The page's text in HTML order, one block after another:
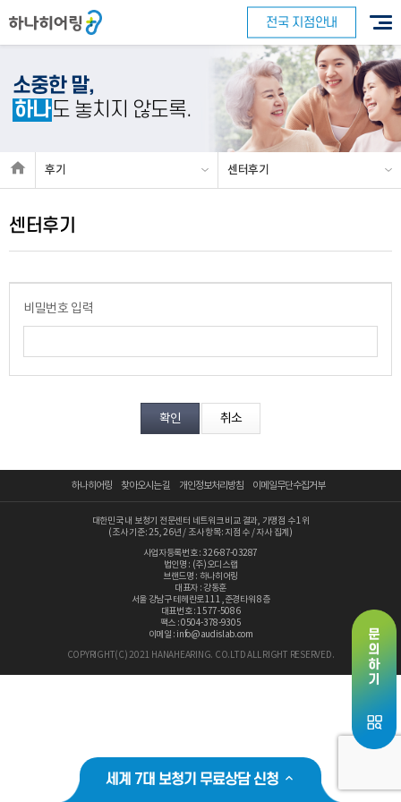
세계 7대 보청기 무료상담 신청
전국 지점안내
소중한 말,
하나도 놓치지 않도록.
후기 센터후기
센터후기
비밀번호 입력
하나히어링 찾아오시는 길 개인정보처리방침 이메일무단수집거부
대한민국 내 보청기 전문센터 네트워크 비교 결과, 가맹점 수 1위
(조사 기준: 25, 26년 / 조사 항목: 지점 수 / 자사 집계)
사업자등록번호 : 326-87-03287
법인명 : (주)오디스랩
브랜드명 : 하나히어링
대표자 : 강동훈
서울 강남구 테헤란로 111 ,준경타워 8층
대표번호 : 1577-5086
팩스 : 0504-378-9305
이메일 : info@audislab.com
COPYRIGHT(C) 2021 HANAHEARING. CO.LTD ALL RIGHT RESERVED.
바로 예약하기
이름
센터
내용
개인정보 수집, 이용에 동의합니다.
[자세히보기]